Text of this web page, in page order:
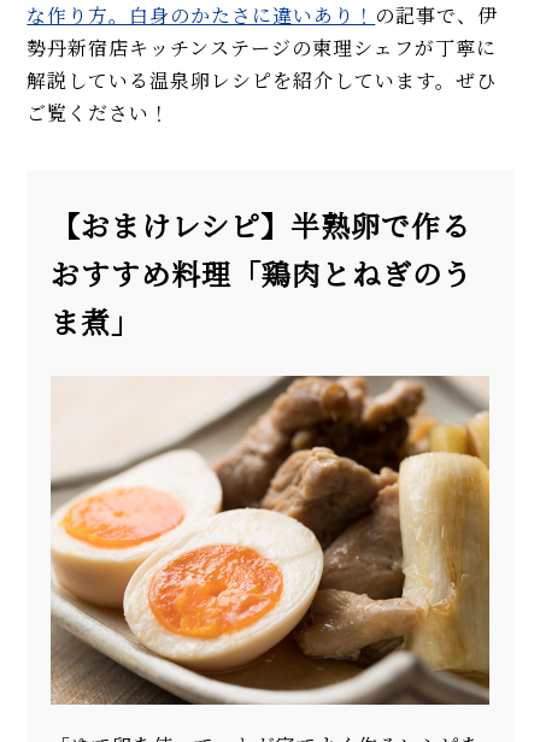
な作り方。白身のかたさに違いあり！ の記事で、伊
勢丹新宿店キッチンステージの柬理シェフが丁寧に
解説している温泉卵レシピを紹介しています。ぜひ
ご覧ください！
【おまけレシピ】半熟卵で作る
おすすめ料理「鶏肉とねぎのう
ま煮」